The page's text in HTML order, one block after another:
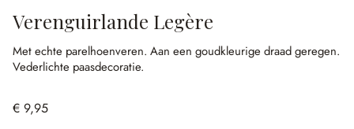
Verenguirlande Legère
Met echte parelhoenveren. Aan een goudkleurige draad geregen.
Vederlichte paasdecoratie.
€ 9,95